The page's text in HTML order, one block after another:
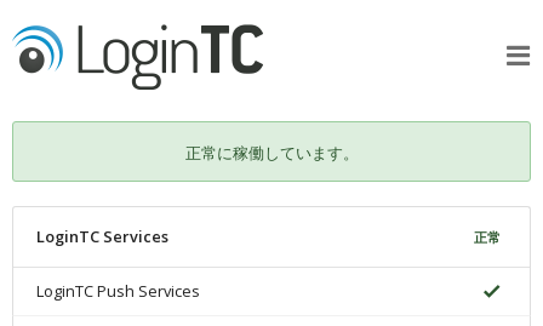
正常に稼働しています。
LoginTC Services 正常
LoginTC Push Services